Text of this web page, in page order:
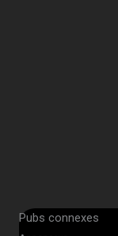
Pubs connexes